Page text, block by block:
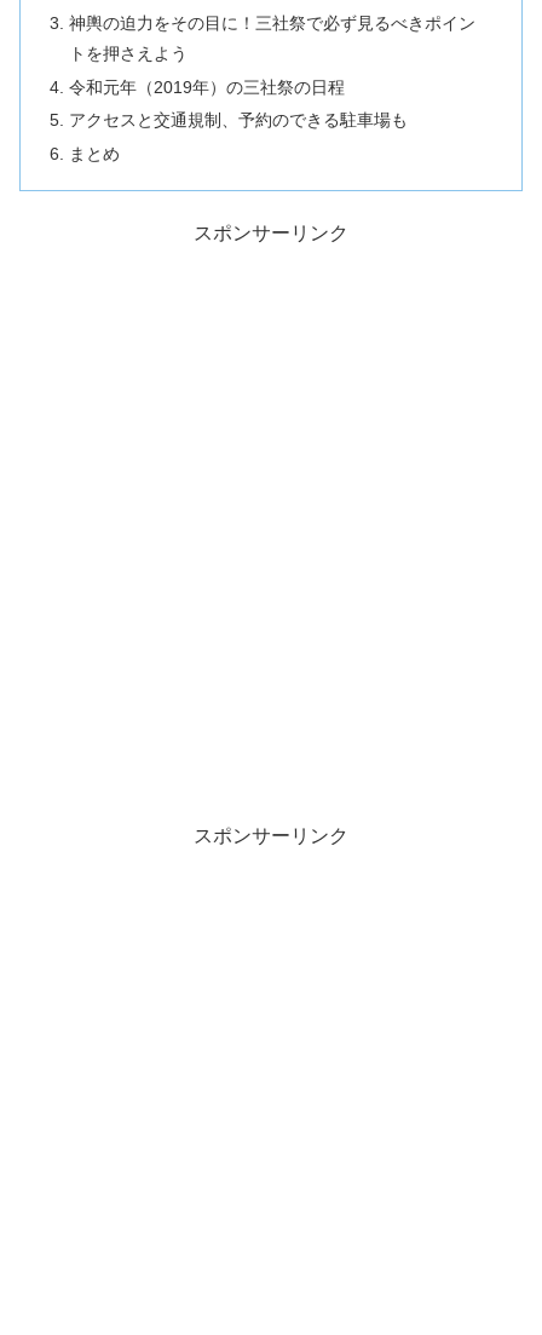
神輿の迫力をその目に！三社祭で必ず見るべきポイン
トを押さえよう
令和元年（2019年）の三社祭の日程
アクセスと交通規制、予約のできる駐車場も
まとめ
スポンサーリンク
スポンサーリンク